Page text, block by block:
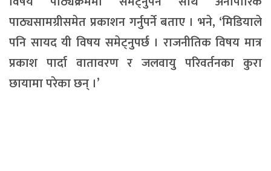
पाठ्यसामग्रीसमेत प्रकाशन गर्नुपर्ने बताए । भने, ‘मिडियाले
पनि सायद यी विषय समेट्नुपर्छ । राजनीतिक विषय मात्र
प्रकाश पार्दा वातावरण र जलवायु परिवर्तनका कुरा
छायामा परेका छन् ।’